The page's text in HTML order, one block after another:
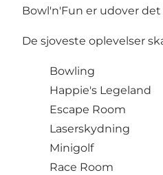
Bowl'n'Fun er udover
De sjoveste oplevelser
Bowling
Happie's Legeland
Escape Room
Laserskydning
Minigolf
Race Room